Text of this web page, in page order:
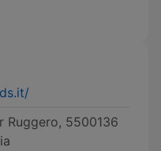
Ruggero, 5500136